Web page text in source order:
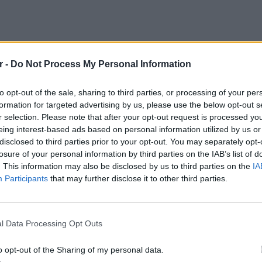
- Do Not Process My Personal Information
opt-out of the sale, sharing to third parties, or processing of your
for targeted advertising by us, please use the below opt-out
selection. Please note that after your opt-out request is processed
interest-based ads based on personal information utilized by us
to third parties prior to your opt-out. You may separately
of your personal information by third parties on the IAB’s list of
This information may also be disclosed by us to third parties on the
Participants that may further disclose it to other third parties.
Data Processing Opt Outs
opt-out of the Sharing of my personal data.
beating up man with tequila bottle at
SXIXhNDfuM
28, 2023
άνδρα στο νοσοκομείο με «τραυματισμούς
στο πόδι».
μετά το περιστατικό ο Κρις Μπράουν